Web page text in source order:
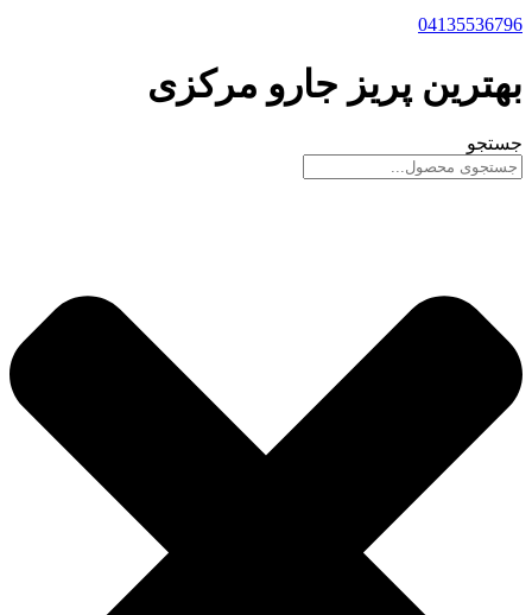
04135536796
بهترین پریز جارو مرکزی
جستجو